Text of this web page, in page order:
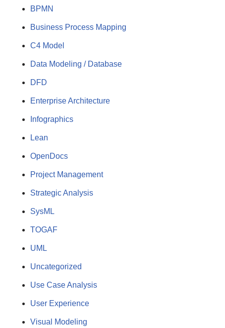
BPMN
Business Process Mapping
C4 Model
Data Modeling / Database
DFD
Enterprise Architecture
Infographics
Lean
OpenDocs
Project Management
Strategic Analysis
SysML
TOGAF
UML
Uncategorized
Use Case Analysis
User Experience
Visual Modeling